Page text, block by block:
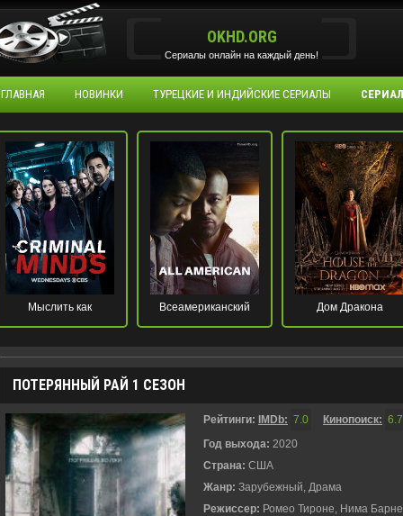
OKHD.ORG
Сериалы онлайн на каждый день!
ГЛАВНАЯ НОВИНКИ ТУРЕЦКИЕ И ИНДИЙСКИЕ СЕРИАЛЫ
Мыслить как
преступник
Всеамериканский Дом Дракона
ПОТЕРЯННЫЙ РАЙ 1 СЕЗОН
Рейтинги: IMDb: 7.0 Кинопоиск: 6.7
Год выхода: 2020
Страна: США
Жанр: Зарубежный, Драма
Режиссер: Ромео Тироне, Нима